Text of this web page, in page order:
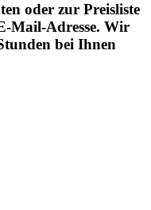
oder zur Preisliste
Mail-Adresse. Wir
bei Ihnen